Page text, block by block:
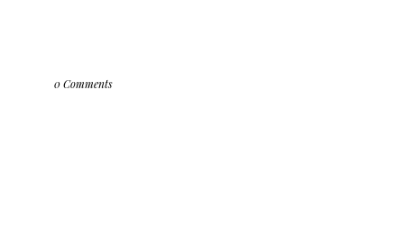
0 Comments